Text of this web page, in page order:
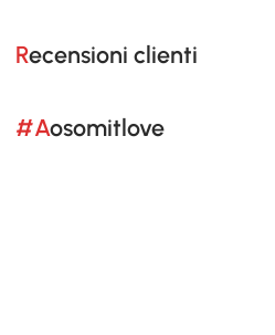
Recensioni clienti
#Aosomitlove